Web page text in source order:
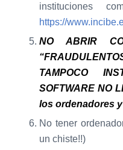
instituciones
https://
NO ABRIR
TAMPOCO
SOFTWARE NO
los ordenadores
No tener
un chiste!!)